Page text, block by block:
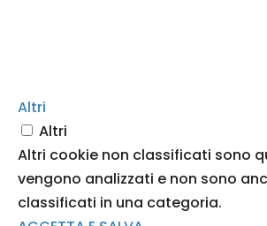
Altri
Altri
Altri cookie non classificati sono
vengono analizzati e non sono
classificati in una categoria.